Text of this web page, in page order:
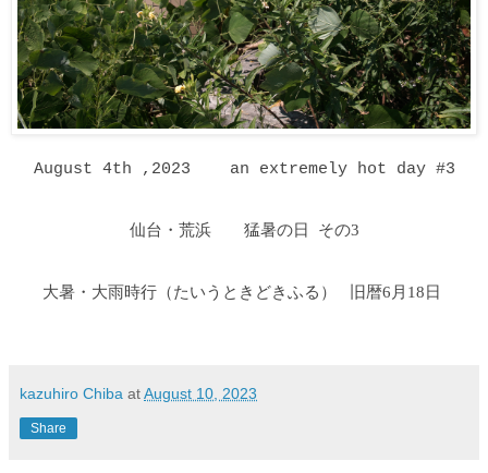
August 4th ,2023 an extremely hot day #3
仙台・荒浜 猛暑の日 その3
大暑・大雨時行 （たいうときどきふる ） 旧暦6月18日
kazuhiro Chiba atAugust 10, 2023
Share